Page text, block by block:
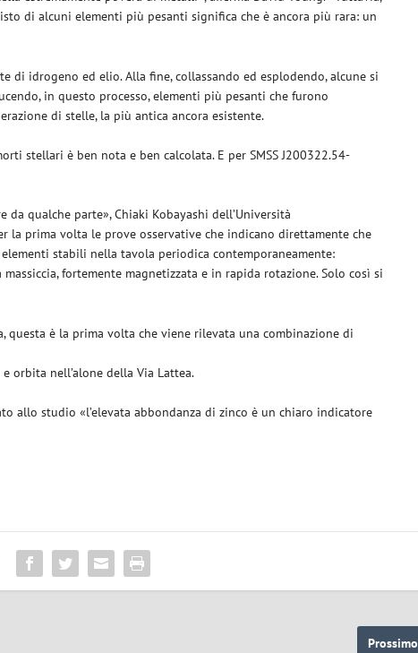
di alcuni elementi più pesanti significa che è ancora più rara: un
di idrogeno ed elio. Alla fine, collassando ed esplodendo, alcune si
in questo processo, elementi più pesanti che furono
di stelle, la più antica ancora esistente.
stellari è ben nota e ben calcolata. E per SMSS J200322.54-
qualche parte», Chiaki Kobayashi dell’Università
la prima volta le prove osservative che indicano direttamente che
stabili nella tavola periodica contemporaneamente:
fortemente magnetizzata e in rapida rotazione. Solo così si
questa è la prima volta che viene rilevata una combinazione di
orbita nell’alone della Via Lattea.
allo studio «l’elevata abbondanza di zinco è un chiaro indicatore
Prossimo